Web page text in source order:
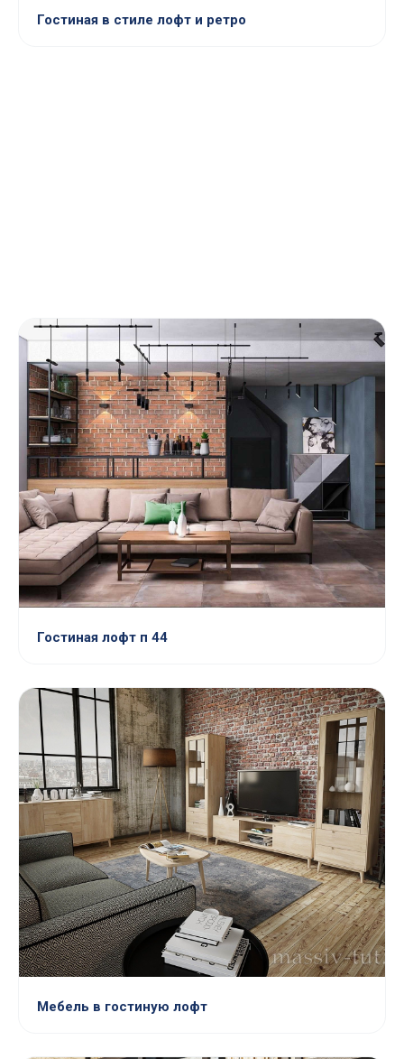
Гостиная в стиле лофт и ретро
Гостиная лофт п 44
Мебель в гостиную лофт